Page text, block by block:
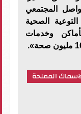
المجتمعي
الصحية
وخدمات
المملحة